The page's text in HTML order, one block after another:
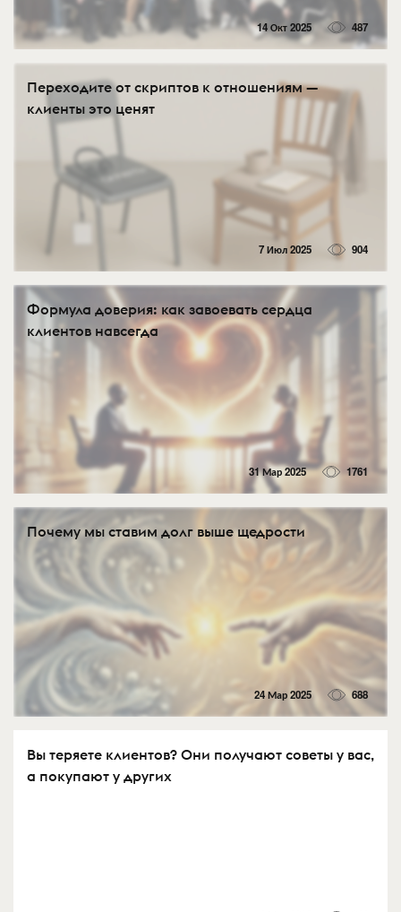
14 Окт 2025 487
Переходите от скриптов к отношениям —
клиенты это ценят
7 Июл 2025 904
Формула доверия: как завоевать сердца
клиентов навсегда
31 Мар 2025 1761
Почему мы ставим долг выше щедрости
24 Мар 2025 688
Вы теряете клиентов? Они получают советы у вас,
а покупают у других